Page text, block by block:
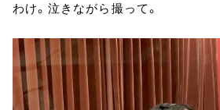
わけ。泣きながら撮って。